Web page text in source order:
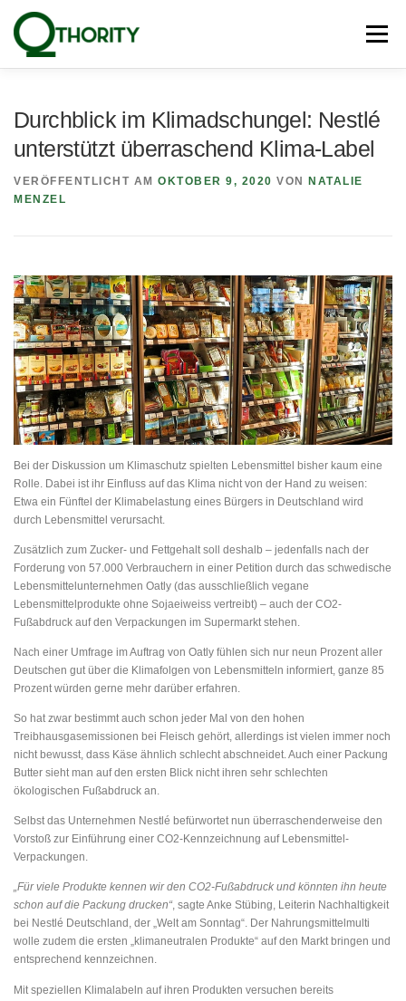
Inhalt
springen
Menü
Durchblick im Klimadschungel: Nestlé
unterstützt überraschend Klima-Label
VERÖFFENTLICHT AM OKTOBER 9, 2020 VON
NATALIE
MENZEL
Bei der Diskussion um Klimaschutz spielten Lebensmittel bisher kaum eine
Rolle. Dabei ist ihr Einfluss auf das Klima nicht von der Hand zu weisen:
Etwa ein Fünftel der Klimabelastung eines Bürgers in Deutschland wird
durch Lebensmittel verursacht.
Zusätzlich zum Zucker- und Fettgehalt soll deshalb – jedenfalls nach der
Forderung von 57.000 Verbrauchern in einer Petition durch das schwedische
Lebensmittelunternehmen Oatly (das ausschließlich vegane
Lebensmittelprodukte ohne Sojaeiweiss vertreibt) – auch der CO2-
Fußabdruck auf den Verpackungen im Supermarkt stehen.
Nach einer Umfrage im Auftrag von Oatly fühlen sich nur neun Prozent aller
Deutschen gut über die Klimafolgen von Lebensmitteln informiert, ganze 85
Prozent würden gerne mehr darüber erfahren.
So hat zwar bestimmt auch schon jeder Mal von den hohen
Treibhausgasemissionen bei Fleisch gehört, allerdings ist vielen immer noch
nicht bewusst, dass Käse ähnlich schlecht abschneidet. Auch einer Packung
Butter sieht man auf den ersten Blick nicht ihren sehr schlechten
ökologischen Fußabdruck an.
Selbst das Unternehmen Nestlé befürwortet nun überraschenderweise den
Vorstoß zur Einführung einer CO2-Kennzeichnung auf Lebensmittel-
Verpackungen.
„Für viele Produkte kennen wir den CO2-Fußabdruck und könnten ihn heute
schon auf die Packung drucken“, sagte Anke Stübing, Leiterin Nachhaltigkeit
bei Nestlé Deutschland, der „Welt am Sonntag“. Der Nahrungsmittelmulti
wolle zudem die ersten „klimaneutralen Produkte“ auf den Markt bringen und
entsprechend kennzeichnen.
Mit speziellen Klimalabeln auf ihren Produkten versuchen bereits